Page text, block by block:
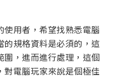
用者，希望找熟悉電腦
的規格資料是必須的，這
，進而進行處理，這個
電腦玩家來說是個極佳